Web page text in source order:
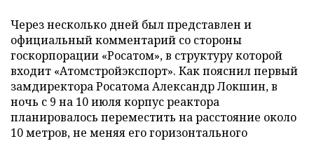
Через несколько дней был представлен и
официальный комментарий со стороны
госкорпорации «Росатом», в структуру которой
входит «Атомстройэкспорт». Как пояснил первый
замдиректора Росатома Александр Локшин, в
ночь с 9 на 10 июля корпус реактора
планировалось переместить на расстояние около
10 метров, не меняя его горизонтального